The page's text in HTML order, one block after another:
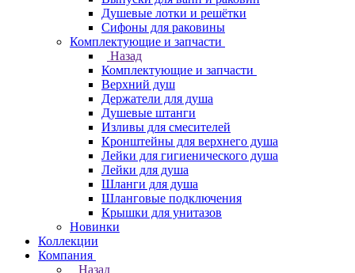
Душевые лотки и решётки
Сифоны для раковины
Комплектующие и запчасти
Назад
Комплектующие и запчасти
Верхний душ
Держатели для душа
Душевые штанги
Изливы для смесителей
Кронштейны для верхнего душа
Лейки для гигиенического душа
Лейки для душа
Шланги для душа
Шланговые подключения
Крышки для унитазов
Новинки
Коллекции
Компания
Назад